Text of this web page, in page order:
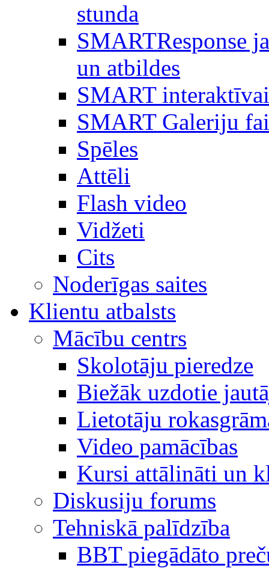
stunda
SMARTResponse
un atbildes
SMART
SMART Galeriju
Spēles
Attēli
Flash video
Vidžeti
Cits
Noderīgas saites
Klientu atbalsts
Mācību centrs
Skolotāju pieredze
Biežāk uzdotie
Lietotāju
Video pamācības
Kursi attālināti un
Diskusiju forums
Tehniskā palīdzība
BBT piegādāto